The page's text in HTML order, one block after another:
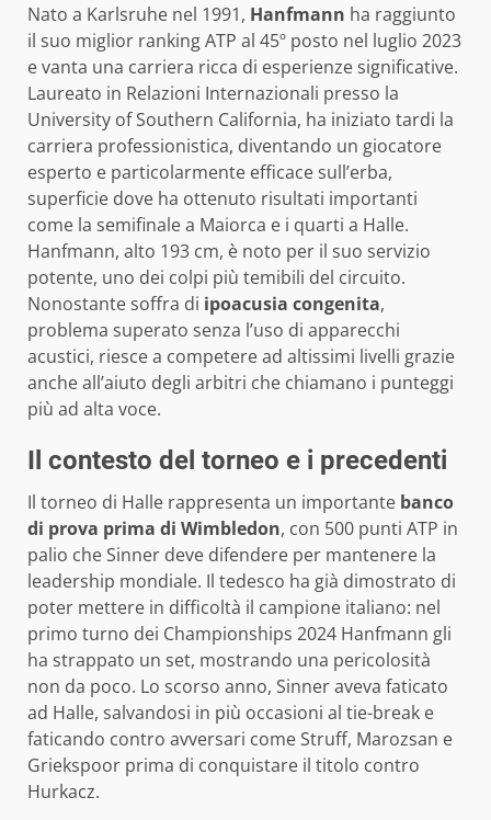
Nato a Karlsruhe nel 1991, Hanfmann ha raggiunto
il suo miglior ranking ATP al 45º posto nel luglio 2023
e vanta una carriera ricca di esperienze significative.
Laureato in Relazioni Internazionali presso la
University of Southern California, ha iniziato tardi la
carriera professionistica, diventando un giocatore
esperto e particolarmente efficace sull’erba,
superficie dove ha ottenuto risultati importanti
come la semifinale a Maiorca e i quarti a Halle.
Hanfmann, alto 193 cm, è noto per il suo servizio
potente, uno dei colpi più temibili del circuito.
Nonostante soffra di ipoacusia congenita,
problema superato senza l’uso di apparecchi
acustici, riesce a competere ad altissimi livelli grazie
anche all’aiuto degli arbitri che chiamano i punteggi
più ad alta voce.
Il contesto del torneo e i precedenti
Il torneo di Halle rappresenta un importante banco
di prova prima di Wimbledon, con 500 punti ATP in
palio che Sinner deve difendere per mantenere la
leadership mondiale. Il tedesco ha già dimostrato di
poter mettere in difficoltà il campione italiano: nel
primo turno dei Championships 2024 Hanfmann gli
ha strappato un set, mostrando una pericolosità
non da poco. Lo scorso anno, Sinner aveva faticato
ad Halle, salvandosi in più occasioni al tie-break e
faticando contro avversari come Struff, Marozsan e
Griekspoor prima di conquistare il titolo contro
Hurkacz.